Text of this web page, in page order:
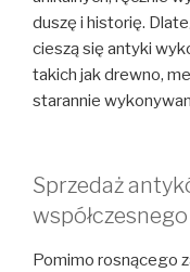
duszę i historię.
cieszą się antyki
takich jak drewno,
starannie
Sprzedaż
Pomimo rosnącego